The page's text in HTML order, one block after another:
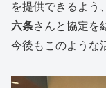
を提供できるよう
六条さんと協定を
今後もこのような